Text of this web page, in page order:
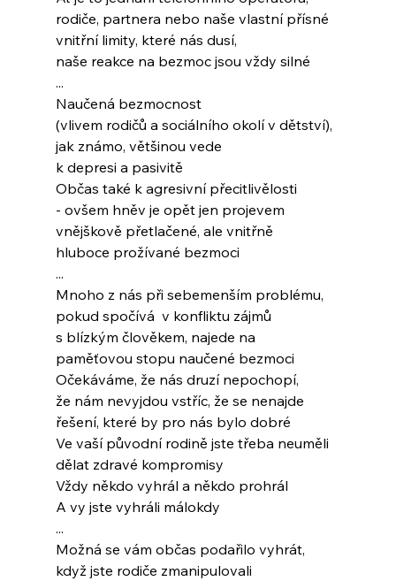
rodiče, partnera nebo naše vlastní přísné
vnitřní limity, které nás dusí,
naše reakce na bezmoc jsou vždy silné
...
Naučená bezmocnost
(vlivem rodičů a sociálního okolí v dětství),
jak známo, většinou vede
k depresi a pasivitě
Občas také k agresivní přecitlivělosti
- ovšem hněv je opět jen projevem
vnějškově přetlačené, ale vnitřně
hluboce prožívané bezmoci
...
Mnoho z nás při sebemenším problému,
pokud spočívá  v konfliktu zájmů
s blízkým člověkem, najede na
paměťovou stopu naučené bezmoci
Očekáváme, že nás druzí nepochopí,
že nám nevyjdou vstříc, že se nenajde
řešení, které by pro nás bylo dobré
Ve vaší původní rodině jste třeba neuměli
dělat zdravé kompromisy
Vždy někdo vyhrál a někdo prohrál
A vy jste vyhráli málokdy
...
Možná se vám občas podařilo vyhrát,
když jste rodiče zmanipulovali